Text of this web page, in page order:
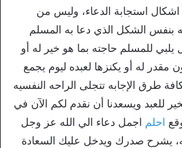
استجابة الدعاء، وليس من
بنفس الشكل الذي دعا به المسلم
يلبي للمسلم حاجته بما هو خير له أو
مقدر له أو يكنزها لعبده ليوم يجمع
طرق الإجابه تتجلى الراحه النفسيه
للعبد ويسعدنا أن نقدم لكم الآن في
احلم اجمل دعاء الي الله عز وجل
يشرح صدرك ويدخل عليك السعادة